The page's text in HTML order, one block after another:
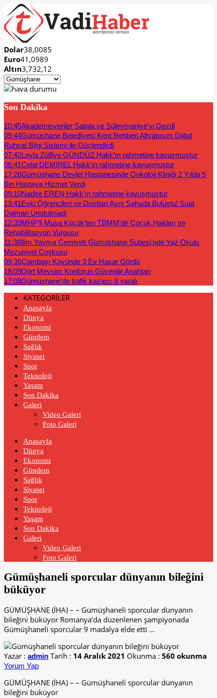
Dolar38,0085
Euro41,0989
Altın3,732,12
Son Dakika
10:45Akademisyenler Satala ve Süleymaniye’yi Gezdi
09:44Gümüşhane Belediyesi Kent Rehberi Altyapısını Dijital
Ruhsat Bilgi Sistemi ile Güçlendirdi
07:42Leyla Zülfiye GÜNDÜZ Hakk’ın rahmetine kavuşmuştur
06:41Celal DEMİREL Hakk’ın rahmetine kavuşmuştur
17:26Gümüşhane Devlet Hastanesinde Onkoloji Kliniği 2 Yılda 5
Bin Hastaya Hizmet Verdi
09:10Nadire EREN Hakk’ın rahmetine kavuşmuştur
13:41Eski Öğrencileri ve Dostları Aynı Sahada Buluştu! Suat
Dalman Unutulmadı
12:39MHP’li Musa Küçük’ten TBMM’de Çocuk Hakları ve
Rehabilitasyon Vurgusu
11:38İlim Yayma Cemiyeti Gümüşhane Şubesi’nde Yaz Okulu
Mezuniyet Coşkusu
09:36Çambaşı Köyünde 3 Ev Hasar Gördü
18:09Dört Mevsim Konforun Güvenilir Anahtarı
17:08Gümüşhane’de trafik kazası: 6 yaralı
KATEGORİLER
Anasayfa
Dünya
Ekonomi
Gündem
Sağlık
Siyaset
Spor
Teknoloji
Yaşam
Son Dakika
Galeri
Video Galeri
Foto Galeri
Anasayfa
Dünya
Ekonomi
Gündem
Sağlık
Siyaset
Spor
Teknoloji
Yaşam
Son Dakika
Galeri
Video Galeri
Foto Galeri
Gümüşhaneli sporcular dünyanın bileğini
büküyor
GÜMÜŞHANE (İHA) – – Gümüşhaneli sporcular dünyanın
bileğini büküyor Romanya’da düzenlenen şampiyonada
Gümüşhaneli sporcular 9 madalya elde etti …
Yazar : admin Tarih : 14 Aralık 2021 Okunma : 560 okunma
Yorum Yap
GÜMÜŞHANE (İHA) – – Gümüşhaneli sporcular dünyanın
bileğini büküyor